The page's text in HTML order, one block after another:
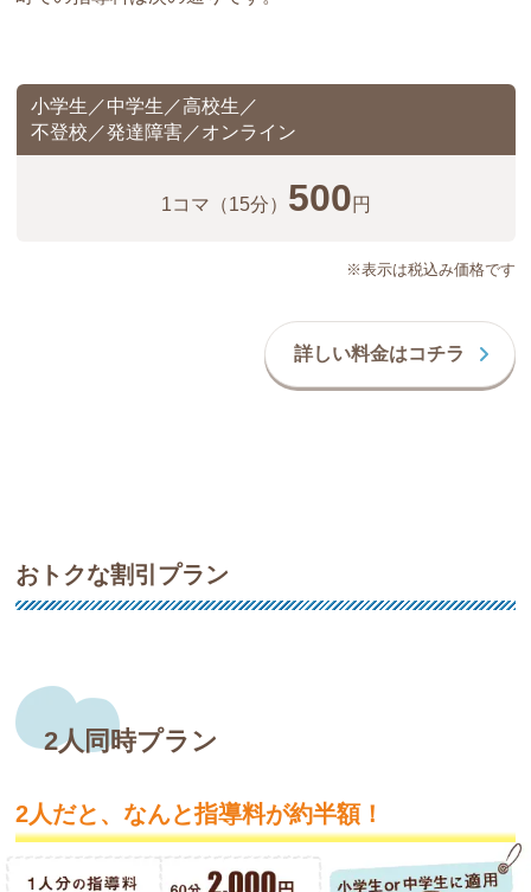
※表示は税込み価格です
小学生／中学生／高校生／
不登校／発達障害／オンライン
1コマ （15分） 500 円
詳しい料金はコチラ
おトクな割引プラン
2人同時プラン
2人だと、なんと指導料が約半額！